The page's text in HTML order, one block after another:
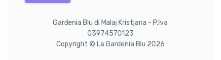
Gardenia Blu di Malaj Kristjana - P.Iva
03974570123
Copyright © La Gardenia Blu 2026